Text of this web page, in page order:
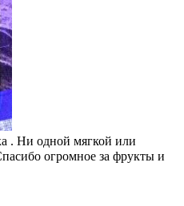
. Ни одной мягкой или
огромное за фрукты и